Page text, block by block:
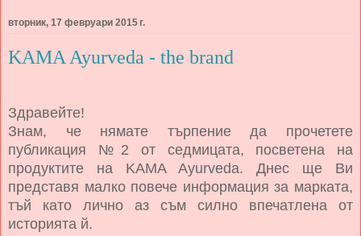
вторник, 17 февруари 2015 г.
KAMA Ayurveda - the brand
Здравейте!
Знам, че нямате търпение да прочетете
публикация №2 от седмицата, посветена на
продуктите на KAMA Ayurveda. Днес ще Ви
представя малко повече информация за марката,
тъй като лично аз съм силно впечатлена от
историята й.